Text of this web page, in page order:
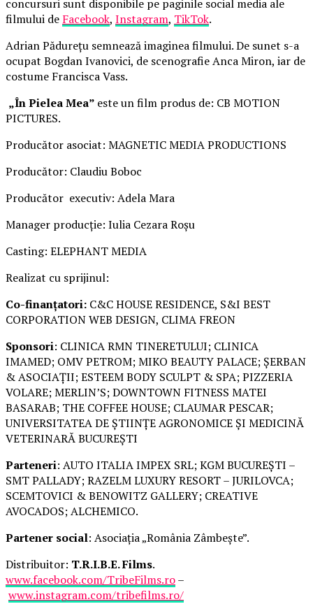
concursuri sunt disponibile pe paginile social media ale
filmului de Facebook, Instagram, TikTok.
Adrian Pădurețu semnează imaginea filmului. De sunet s-a
ocupat Bogdan Ivanovici, de scenografie Anca Miron, iar de
costume Francisca Vass.
„În Pielea Mea” este un film produs de: CB MOTION
PICTURES.
Producător asociat: MAGNETIC MEDIA PRODUCTIONS
Producător: Claudiu Boboc
Producător executiv: Adela Mara
Manager producție: Iulia Cezara Roșu
Casting: ELEPHANT MEDIA
Realizat cu sprijinul:
Co-finanțatori: C&C HOUSE RESIDENCE, S&I BEST
CORPORATION WEB DESIGN, CLIMA FREON
Sponsori: CLINICA RMN TINERETULUI; CLINICA
IMAMED; OMV PETROM; MIKO BEAUTY PALACE; ȘERBAN
& ASOCIAȚII; ESTEEM BODY SCULPT & SPA; PIZZERIA
VOLARE; MERLIN’S; DOWNTOWN FITNESS MATEI
BASARAB; THE COFFEE HOUSE; CLAUMAR PESCAR;
UNIVERSITATEA DE ȘTIINȚE AGRONOMICE ȘI MEDICINĂ
VETERINARĂ BUCUREȘTI
Parteneri: AUTO ITALIA IMPEX SRL; KGM BUCUREȘTI –
SMT PALLADY; RAZELM LUXURY RESORT – JURILOVCA;
SCEMTOVICI & BENOWITZ GALLERY; CREATIVE
AVOCADOS; ALCHEMICO.
Partener social: Asociația „România Zâmbește”.
Distribuitor: T.R.I.B.E. Films.
www.facebook.com/TribeFilms.ro–
www.instagram.com/tribefilms.ro/